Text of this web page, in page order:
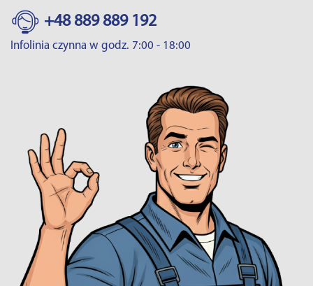
+48 889 889 192
Infolinia czynna w godz. 7:00 - 18:00